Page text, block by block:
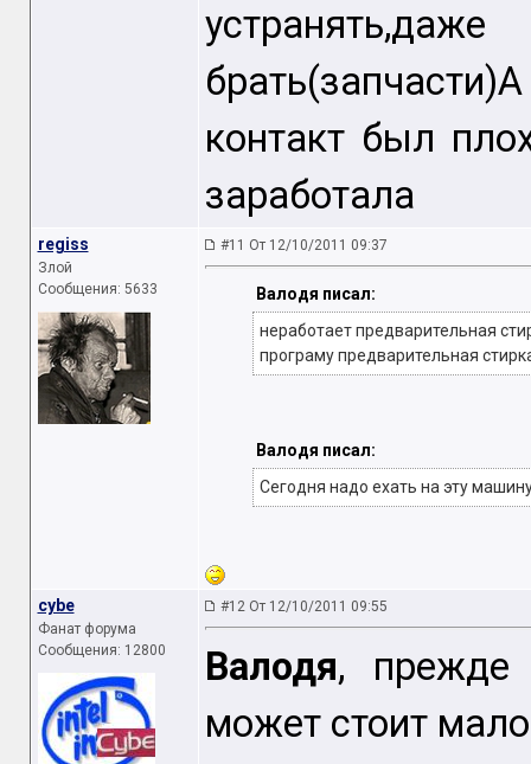
контакт был
заработала
regiss
Злой
Сообщения: 5633
#11 От 12/10/2011 09:37
Валодя писал:
неработает предварительная
програму предварительная
Валодя писал:
Сегодня надо ехать на эту
cybe
Фанат форума
Сообщения: 12800
#12 От 12/10/2011 09:55
Валодя, прежде
может стоит